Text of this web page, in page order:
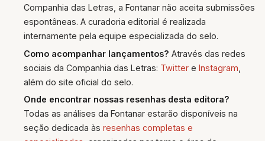
Companhia das Letras, a Fontanar não aceita submissões
espontâneas. A curadoria editorial é realizada
internamente pela equipe especializada do selo.
Como acompanhar lançamentos? Através das redes
sociais da Companhia das Letras: Twitter e Instagram
além do site oficial do selo.
Onde encontrar nossas resenhas desta editora?
Todas as análises da Fontanar estarão disponíveis na
seção dedicada às resenhas completas e